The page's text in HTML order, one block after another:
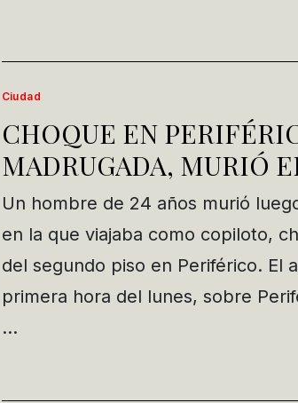
Ciudad
CHOQUE EN
MADRUGADA, MURIÓ
Un hombre de 24 años murió
en la que viajaba como copiloto,
del segundo piso en Periférico. El
primera hora del lunes, sobre
…